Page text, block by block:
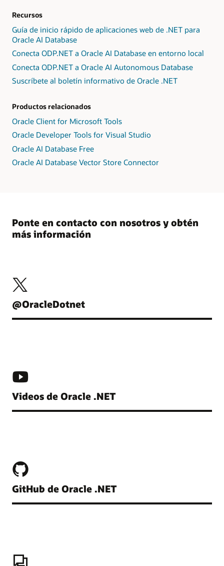
Recursos
Guía de inicio rápido de aplicaciones web de .NET para
Oracle AI Database
Conecta ODP.NET a Oracle AI Database en entorno local
Conecta ODP.NET a Oracle AI Autonomous Database
Suscríbete al boletín informativo de Oracle .NET
Productos relacionados
Oracle Client for Microsoft Tools
Oracle Developer Tools for Visual Studio
Oracle AI Database Free
Oracle AI Database Vector Store Connector
Ponte en contacto con nosotros y obtén
más información
@OracleDotnet
Videos de Oracle .NET
GitHub de Oracle .NET